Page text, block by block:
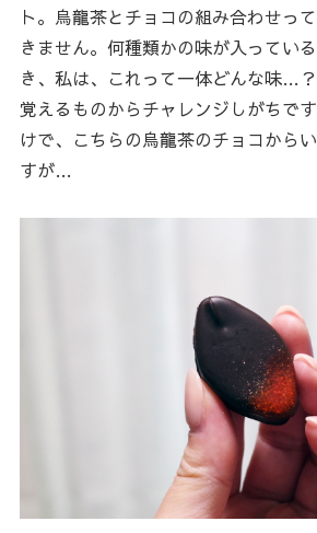
ト。烏龍茶とチョコの組み合わせっ
きません。何種類かの味が入ってい
き、私は、これって一体どんな味…
覚えるものからチャレンジしがちで
けで、こちらの烏龍茶のチョコから
すが…